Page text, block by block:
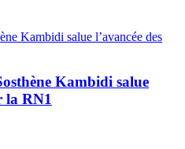
Kambidi salue
la RN1